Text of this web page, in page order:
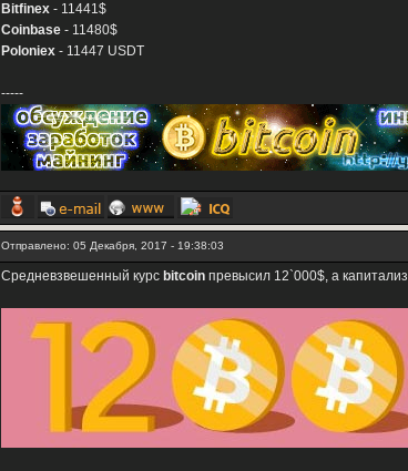
Bitfinex - 11441$
Coinbase - 11480$
Poloniex - 11447 USDT
-----
Отправлено: 05 Декабря, 2017 - 19:38:03
Средневзвешенный курс bitcoin превысил 12`000$, а